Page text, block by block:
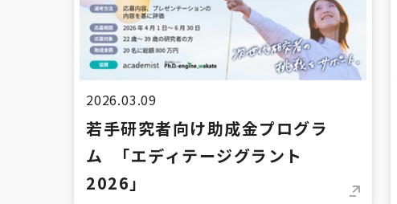
2026.03.09
若手研究者向け助成金プログラ
ム 「エディテージグラント
2026」